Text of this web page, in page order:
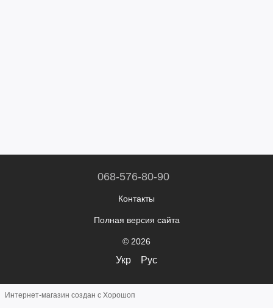
068-576-80-90
Контакты
Полная версия сайта
© 2026
Укр Рус
Интернет-магазин создан с Хорошоп